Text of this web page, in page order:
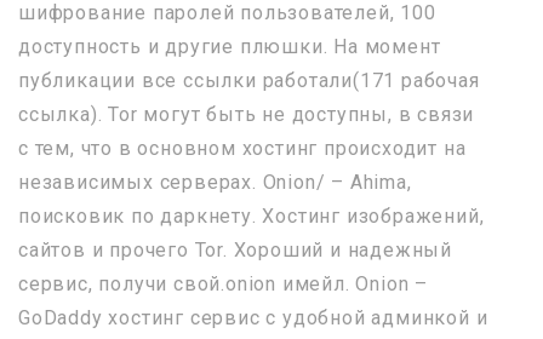
шифрование паролей пользователей, 100
доступность и другие плюшки. На момент
публикации все ссылки работали(171 рабочая
ссылка). Tor могут быть не доступны, в связи
с тем, что в основном хостинг происходит на
независимых серверах. Onion/ – Ahima,
поисковик по даркнету. Хостинг изображений,
сайтов и прочего Tor. Хороший и надежный
сервис, получи свой.onion имейл. Onion –
GoDaddy хостинг сервис с удобной админкой и